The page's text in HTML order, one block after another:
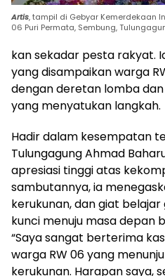
Artis, tampil di Gebyar Kemerdekaan
06 Puri Permata, Sembung,
kan sekadar pesta rakyat.
yang disampaikan warga
dengan deretan lomba
yang menyatukan langkah.
Hadir dalam kesempatan
Tulungagung Ahmad
apresiasi tinggi atas
sambutannya, ia
kerukunan, dan giat
kunci menuju masa depan
“Saya sangat berterima
warga RW 06 yang
kerukunan. Harapan saya,